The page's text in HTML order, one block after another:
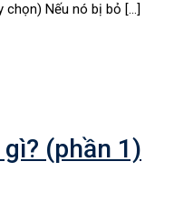
chọn) Nếu nó bị bỏ […]
(phần 1)